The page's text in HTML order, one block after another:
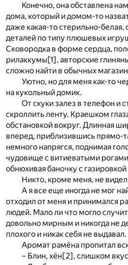
Конечно, она обставлена
дома, который и домом-то
даже какая-то стерильно-
деталей по типу плюшевых
Сковородка в форме сердца,
рилаккумы [1] , авторские
сложно найти в обычных
Уютно, но для меня как-то
на кукольный домик.
От скуки залез в телефон и
скроллить ленту. Краешком
обстановкой вокруг. Длинная
вперед, приблизившись прямо-
немного напрягся, поднимая
чудовище с витиеватыми
обнюхивая баночку с
Никто, кроме меня, не
А я все еще иногда не мог
отходил от меня и принимался
людей. Мало ли что могло
довольно мирным и никогда не
плохого и никак себя не выдавал.
Аромат рамёна пропитал
– Блин, хён [2] , слишком